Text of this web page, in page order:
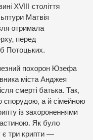
XVIII століття
Матвія
отримала
перед
Потоцьких.
похорон Юзефа
міста Анджея
смерті батька. Так,
спорудою, а й сімейною
із захороненнями
Як було
є три крипти —